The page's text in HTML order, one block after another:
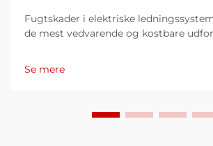
Fugtskader i elektriske
de mest vedvarende og kostbare
trænger ind i ledningsforbindelser,
Se mere